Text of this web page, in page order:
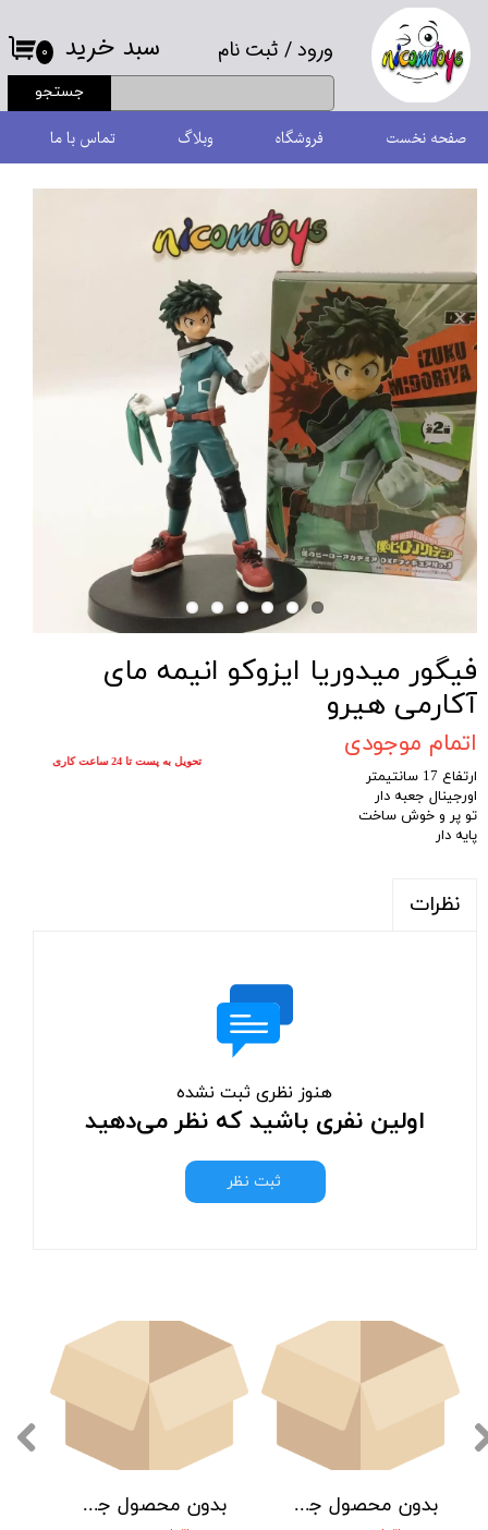
ورود/ ثبت نام
حساب کاربری من
تغییر گذر واژه
سفارشات
خروج از حساب کاربری
جستجو
۰ سبد خرید
صفحه نخست فروشگاه وبلاگ تماس با ما
فیگور میدوریا ایزوکو انیمه مای
آکارمی هیرو
اتمام موجودی
ارتفاع 17 سانتیمتر
اورجینال جعبه دار
تو پر و خوش ساخت
پایه دار
نظرات
هنوز نظری ثبت نشده
اولین نفری باشید که نظر می‌دهید
ثبت نظر
بدون محصول جهت نمایش بدون محصول جهت نمایش
تحویل به پست تا 24 ساعت کاری